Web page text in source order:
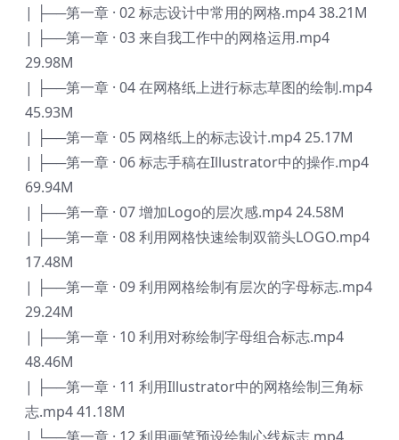
| ├──第一章 · 02 标志设计中常用的网格.mp4 38.21M
| ├──第一章 · 03 来自我工作中的网格运用.mp4
29.98M
| ├──第一章 · 04 在网格纸上进行标志草图的绘制.mp4
45.93M
| ├──第一章 · 05 网格纸上的标志设计.mp4 25.17M
| ├──第一章 · 06 标志手稿在Illustrator中的操作.mp4
69.94M
| ├──第一章 · 07 增加Logo的层次感.mp4 24.58M
| ├──第一章 · 08 利用网格快速绘制双箭头LOGO.mp4
17.48M
| ├──第一章 · 09 利用网格绘制有层次的字母标志.mp4
29.24M
| ├──第一章 · 10 利用对称绘制字母组合标志.mp4
48.46M
| ├──第一章 · 11 利用Illustrator中的网格绘制三角标
志.mp4 41.18M